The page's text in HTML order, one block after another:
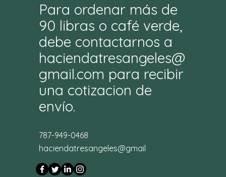
Para ordenar más de
90 libras o café verde,
debe contactarnos a
haciendatresangeles@
gmail.com para recibir
una cotizacion de
envío.
787-949-0468
haciendatresangeles@gmail